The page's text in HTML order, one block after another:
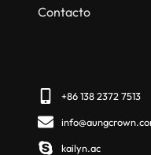
Contacto
+86 138 2372 7513
kailyn.ac